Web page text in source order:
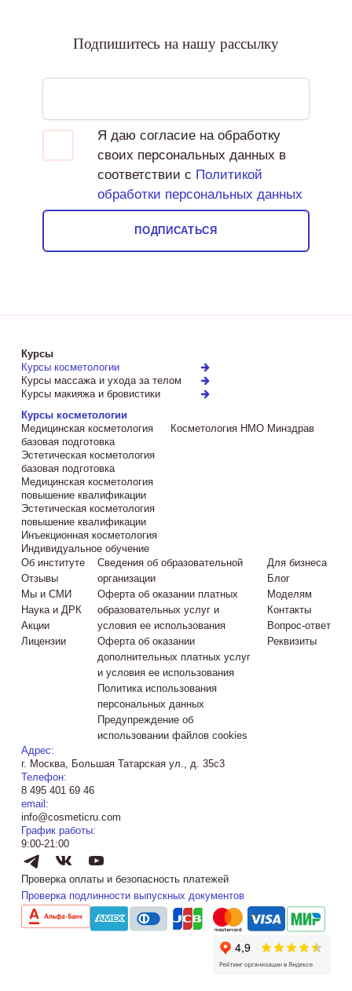
Подпишитесь на нашу рассылку
Я даю согласие на обработку
своих персональных данных в
соответствии с Политикой
обработки персональных данных
ПОДПИСАТЬСЯ
Курсы
Курсы косметологии
Курсы массажа и ухода за телом
Курсы макияжа и бровистики
Курсы косметологии
Медицинская косметология
базовая подготовка
Эстетическая косметология
базовая подготовка
Медицинская косметология
повышение квалификации
Эстетическая косметология
повышение квалификации
Инъекционная косметология
Индивидуальное обучение
Косметология НМО Минздрав
Об институте
Отзывы
Мы и СМИ
Наука и ДРК
Акции
Лицензии
Сведения об образовательной
организации
Оферта об оказании платных
образовательных услуг и
условия ее использования
Оферта об оказании
дополнительных платных услуг
и условия ее использования
Политика использования
персональных данных
Предупреждение об
использовании файлов cookies
Для бизнеса
Блог
Моделям
Контакты
Вопрос-ответ
Реквизиты
Адрес:
г. Москва, Большая Татарская ул., д. 35с3
Телефон:
8 495 401 69 46
email:
info@cosmeticru.com
График работы:
9:00-21:00
Проверка оплаты и безопасность платежей
Проверка подлинности выпускных документов